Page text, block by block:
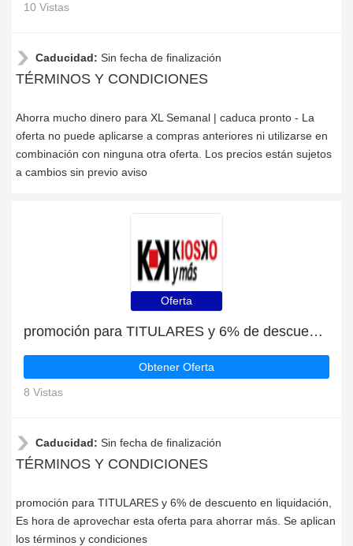
10 Vistas
Caducidad: Sin fecha de finalización
TÉRMINOS Y CONDICIONES
Ahorra mucho dinero para XL Semanal | caduca pronto - La
oferta no puede aplicarse a compras anteriores ni utilizarse en
combinación con ninguna otra oferta. Los precios están sujetos
a cambios sin previo aviso
Oferta
promoción para TITULARES y 6% de descuento en liquidación
Obtener Oferta
8 Vistas
Caducidad: Sin fecha de finalización
TÉRMINOS Y CONDICIONES
promoción para TITULARES y 6% de descuento en liquidación,
Es hora de aprovechar esta oferta para ahorrar más. Se aplican
los términos y condiciones